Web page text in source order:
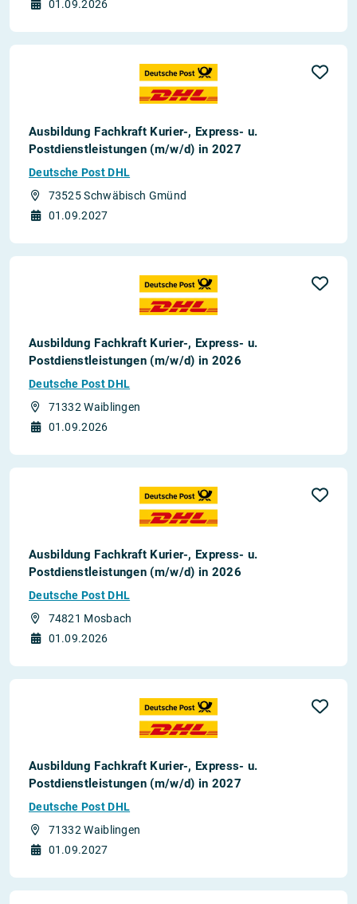
01.09.2026
Ausbildung Fachkraft Kurier-, Express- u.
Postdienstleistungen (m/w/d) in 2027
Deutsche Post DHL
73525 Schwäbisch Gmünd
01.09.2027
Ausbildung Fachkraft Kurier-, Express- u.
Postdienstleistungen (m/w/d) in 2026
Deutsche Post DHL
71332 Waiblingen
01.09.2026
Ausbildung Fachkraft Kurier-, Express- u.
Postdienstleistungen (m/w/d) in 2026
Deutsche Post DHL
74821 Mosbach
01.09.2026
Ausbildung Fachkraft Kurier-, Express- u.
Postdienstleistungen (m/w/d) in 2027
Deutsche Post DHL
71332 Waiblingen
01.09.2027